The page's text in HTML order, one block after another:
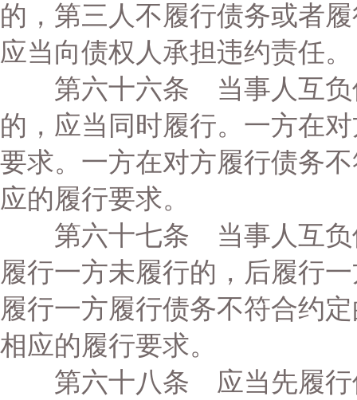
的，第三人不履行债务或者
应当向债权人承担违约责任。
第六十六条 当事人互负
的，应当同时履行。一方在
要求。一方在对方履行债务
应的履行要求。
第六十七条 当事人互负
履行一方未履行的，后履行
履行一方履行债务不符合约
相应的履行要求。
第六十八条 应当先履行